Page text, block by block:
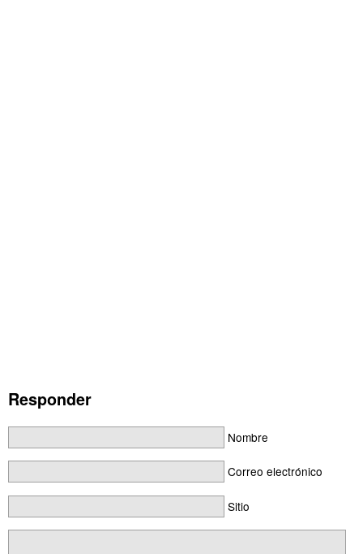
Responder
Nombre
Correo electrónico
Sitio